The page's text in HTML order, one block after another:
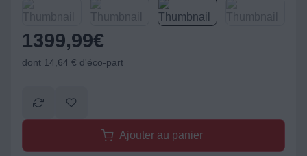
1399,99€
dont 14,64 € d'éco-part
Ajouter au panier